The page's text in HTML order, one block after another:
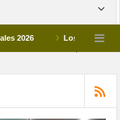
Los Campus de